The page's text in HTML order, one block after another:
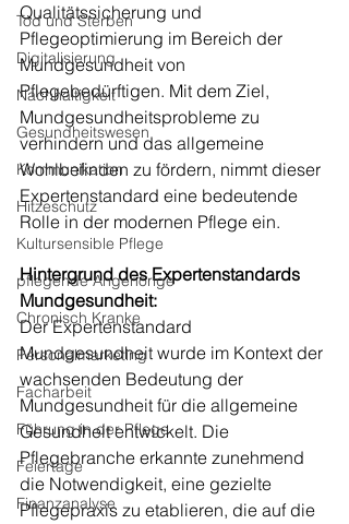
Tod und Sterben
Digitalisierung
Nachhaltigkeit
Gesundheitswesen
Kommunikation
Hitzeschutz
Kultursensible Pflege
pflegende Angehörige
Chronisch Kranke
Personalmarketing
Facharbeit
Führung in der Pflege
Feiertage
Finanzanalyse
Qualitätssicherung und
Pflegeoptimierung im Bereich der
Mundgesundheit von
Pflegebedürftigen. Mit dem Ziel,
Mundgesundheitsprobleme zu
verhindern und das allgemeine
Wohlbefinden zu fördern, nimmt dieser
Expertenstandard eine bedeutende
Rolle in der modernen Pflege ein.
Hintergrund des Expertenstandards
Mundgesundheit:
Der Expertenstandard
Mundgesundheit wurde im Kontext der
wachsenden Bedeutung der
Mundgesundheit für die allgemeine
Gesundheit entwickelt. Die
Pflegebranche erkannte zunehmend
die Notwendigkeit, eine gezielte
Pflegepraxis zu etablieren, die auf die